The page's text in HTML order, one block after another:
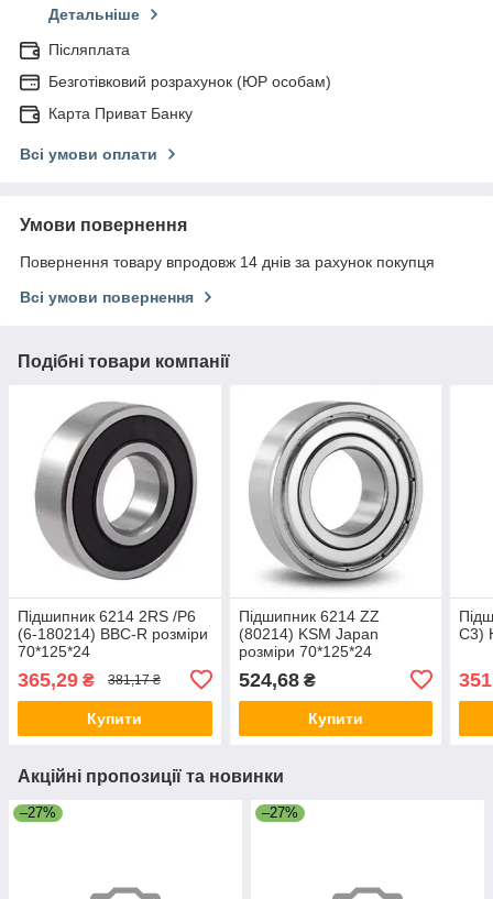
Детальніше
Післяплата
Безготівковий розрахунок (ЮР особам)
Карта Приват Банку
Всі умови оплати
Умови повернення
Повернення товару впродовж 14 днів за рахунок покупця
Всі умови повернення
Подібні товари компанії
Підшипник 6214 2RS /P6
(6-180214) BBC-R розміри
70*125*24
365,29 ₴ 381,17 ₴
Купити
Підшипник 6214 ZZ
(80214) KSM Japan
розміри 70*125*24
524,68₴
Купити
С3)
Акційні пропозиції та новинки
–27% –27%